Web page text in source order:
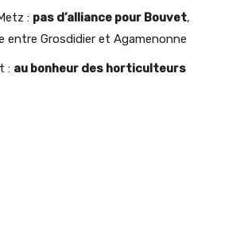
: pas d’alliance pour Bouvet,
entre Grosdidier et Agamenonne
: au bonheur des horticulteurs